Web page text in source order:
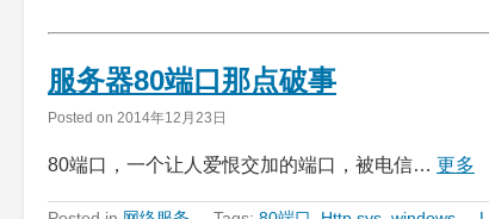
服务器80端口那点破事
Posted on 2014年12月23日
80端口，一个让人爱恨交加的端口，被电信… 更多